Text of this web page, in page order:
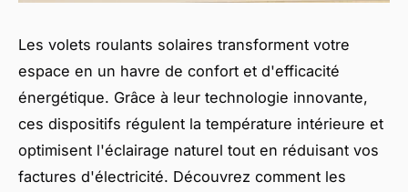
Les volets roulants solaires transforment votre
espace en un havre de confort et d'efficacité
énergétique. Grâce à leur technologie innovante,
ces dispositifs régulent la température intérieure et
optimisent l'éclairage naturel tout en réduisant vos
factures d'électricité. Découvrez comment les